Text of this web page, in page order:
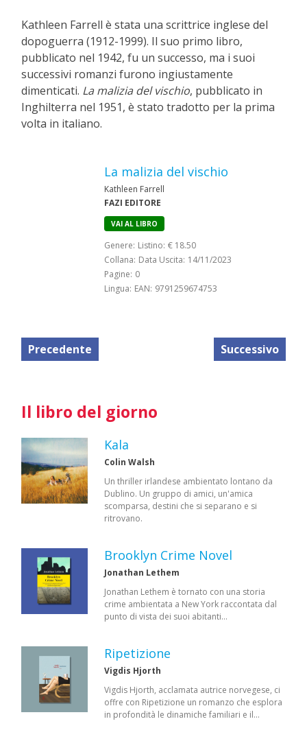
Kathleen Farrell è stata una scrittrice inglese del
dopoguerra (1912-1999). Il suo primo libro,
pubblicato nel 1942, fu un successo, ma i suoi
successivi romanzi furono ingiustamente
dimenticati. La malizia del vischio, pubblicato in
Inghilterra nel 1951, è stato tradotto per la prima
volta in italiano.
La malizia del vischio
Kathleen Farrell
FAZI EDITORE
VAI AL LIBRO
Genere: Listino: € 18.50
Collana: Data Uscita: 14/11/2023
Pagine: 0
Lingua: EAN: 9791259674753
Precedente Successivo
Il libro del giorno
Kala
Colin Walsh
Un thriller irlandese ambientato lontano da
Dublino. Un gruppo di amici, un'amica
scomparsa, destini che si separano e si
ritrovano.
Brooklyn Crime Novel
Jonathan Lethem
Jonathan Lethem è tornato con una storia
crime ambientata a New York raccontata dal
punto di vista dei suoi abitanti…
Ripetizione
Vigdis Hjorth
Vigdis Hjorth, acclamata autrice norvegese, ci
offre con Ripetizione un romanzo che esplora
in profondità le dinamiche familiari e il…